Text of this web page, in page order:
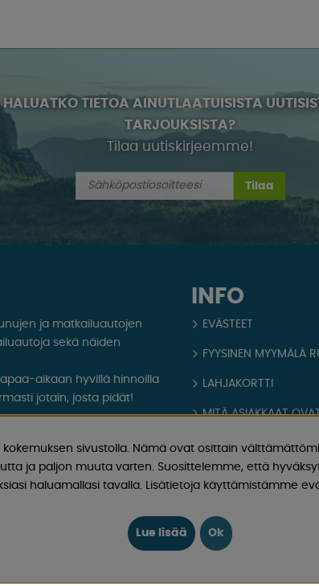
HALUATKO TIETOA AINUTLAATUISISTA
TARJOUKSISTA?
Tilaa uutiskirjeemme!
Tilaa
INFO
EVÄSTEET
FYYSINEN MYYMÄLÄ
LAHJAKORTTI
MITÄ ASIAKKAAT
OPPAAT
TIETOA MEISTÄ
OSTOEHDOT
ja matkailuautojen
sekä näiden
aikaan hyvillä hinnoilla
jotain, josta pidät!
sivustolla. Nämä ovat osittain
ja paljon muuta varten. Suosittelemme, että
haluamallasi tavalla. Lisätietoja käyttämistämme
Lue lisää Ok